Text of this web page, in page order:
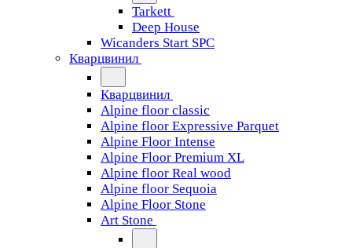
Tarkett
Deep House
Wicanders Start SPC
Кварцвинил
Кварцвинил
Alpine floor classic
Alpine floor Expressive Parquet
Alpine Floor Intense
Alpine Floor Premium XL
Alpine floor Real wood
Alpine floor Sequoia
Alpine Floor Stone
Art Stone